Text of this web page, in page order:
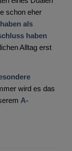
schon eher
als
haben
Alltag erst
wird es das
A-